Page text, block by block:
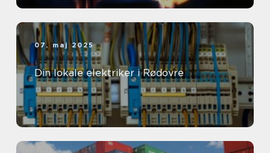
07. maj 2025
Din lokale elektriker i Rødovre